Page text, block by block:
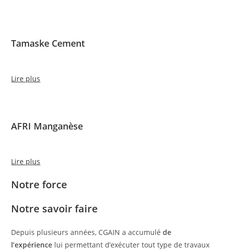
Tamaske Cement
Lire plus
AFRI Manganèse
Lire plus
Notre force
Notre savoir faire
Depuis plusieurs années, CGAIN a accumuléde
l’expérience lui permettant d’exécuter tout type de travaux